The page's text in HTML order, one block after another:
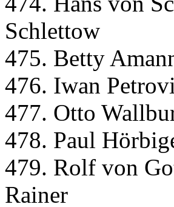
Schlettow
475. Betty
476. Iwan
477. Otto
478. Paul
479. Rolf von
Rainer